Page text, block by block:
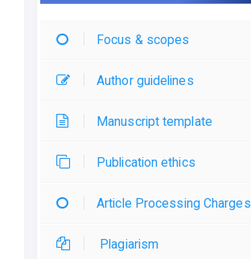
Focus & scopes
Author guidelines
Manuscript template
Publication ethics
Article Processing Charges
Plagiarism